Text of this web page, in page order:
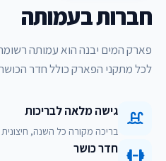
חברות בעמותה
פארק המים יבנה הוא עמותה
לכל מתקני הפארק כולל חדר
גישה מלאה לבריכות
בריכה מקורה כל השנה,
חדר כושר